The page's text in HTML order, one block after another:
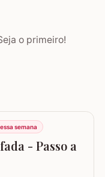
o primeiro!
semana
- Passo a